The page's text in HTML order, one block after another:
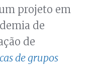
projeto em
de
de
de grupos